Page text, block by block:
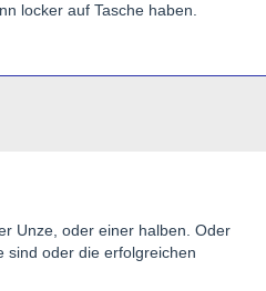
locker auf Tasche haben.
Unze, oder einer halben. Oder
sind oder die erfolgreichen